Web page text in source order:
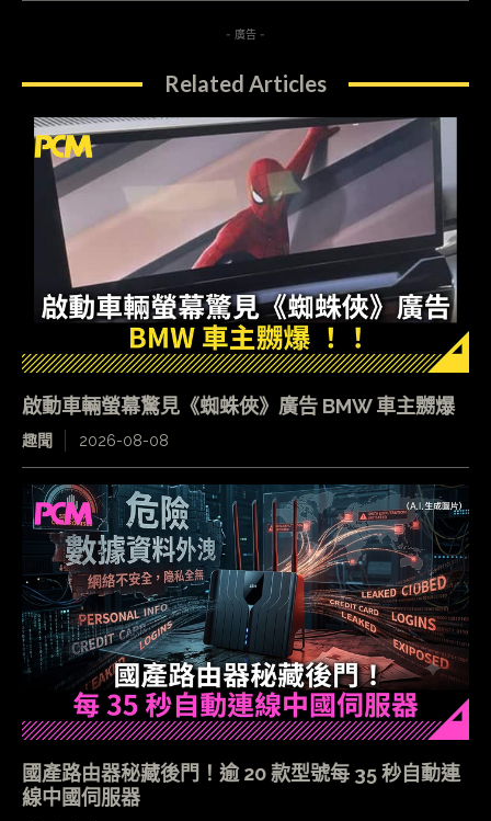
- 廣告 -
Related Articles
啟動車輛螢幕驚見《蜘蛛俠》廣告 BMW 車主嬲爆
趣聞 2026-08-08
國產路由器秘藏後門！逾 20 款型號每 35 秒自動連
線中國伺服器